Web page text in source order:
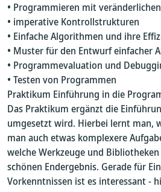
• Programmieren mit
• imperative Kontrollstrukturen
• Einfache Algorithmen und ihre
• Muster für den Entwurf einfacher
• Programmevaluation und
• Testen von Programmen
Praktikum Einführung in die
Das Praktikum ergänzt die
umgesetzt wird. Hierbei lernt man,
man auch etwas komplexere
welche Werkzeuge und
schönen Endergebnis. Gerade für
Vorkenntnissen ist es interessant -